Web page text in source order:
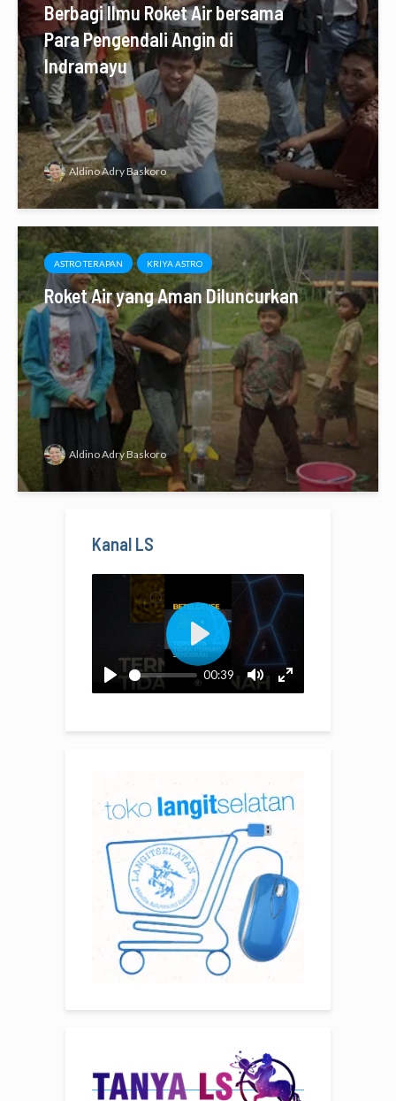
Berbagi Ilmu Roket Air bersama
Para Pengendali Angin di
Indramayu
Aldino Adry Baskoro
ASTRO TERAPAN KRIYA ASTRO
Roket Air yang Aman Diluncurkan
Aldino Adry Baskoro
Kanal LS